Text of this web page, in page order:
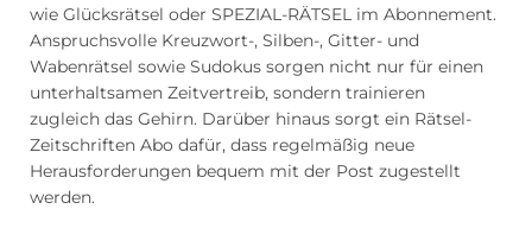
wie Glücksrätsel oder SPEZIAL-RÄTSEL im Abonnement.
Anspruchsvolle Kreuzwort-, Silben-, Gitter- und
Wabenrätsel sowie Sudokus sorgen nicht nur für einen
unterhaltsamen Zeitvertreib, sondern trainieren
zugleich das Gehirn. Darüber hinaus sorgt ein Rätsel-
Zeitschriften Abo dafür, dass regelmäßig neue
Herausforderungen bequem mit der Post zugestellt
werden.